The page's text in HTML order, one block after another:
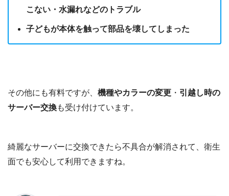
こない・水漏れなどのトラブル
子どもが本体を触って部品を壊してしまった
その他にも有料ですが、 機種やカラーの変更 ・ 引越し時の
サーバー交換も受け付けています。
綺麗なサーバーに交換できたら不具合が解消されて、衛生
面でも安心して利用できますね。